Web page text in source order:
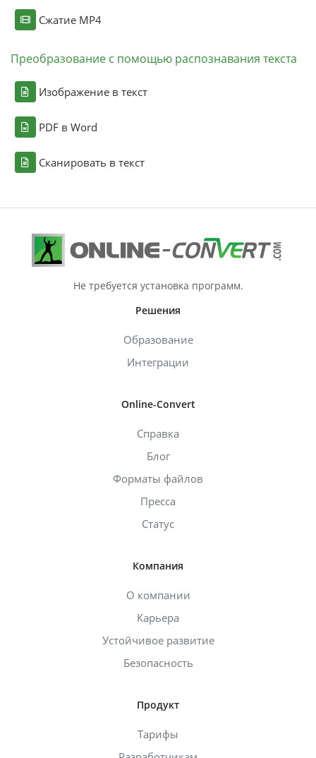
Сжатие MP4
Преобразование с помощью распознавания текста
Изображение в текст
PDF в Word
Сканировать в текст
Не требуется установка программ.
Решения
Образование
Интеграции
Online-Convert
Справка
Блог
Форматы файлов
Пресса
Статус
Компания
О компании
Карьера
Устойчивое развитие
Безопасность
Продукт
Тарифы